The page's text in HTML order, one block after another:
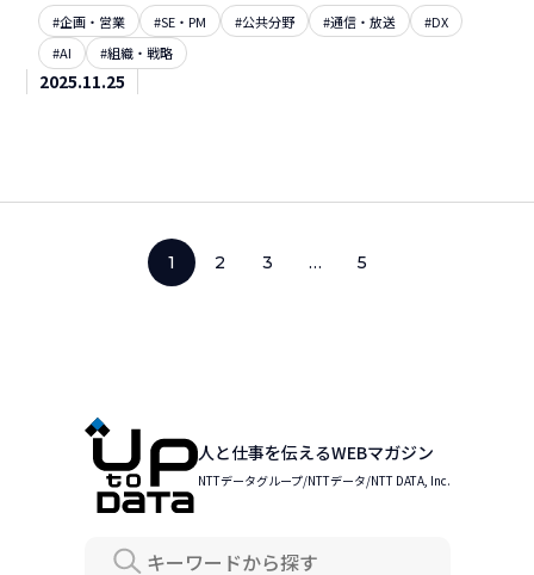
#企画・営業 #SE・PM #公共分野 #通信・放送
#DX
#AI
#組織・戦略
2025.11.25
1 2 3 … 5
人と仕事を伝えるWEBマガジン
NTTデータグループ/NTTデータ/NTT DATA, Inc.
Search